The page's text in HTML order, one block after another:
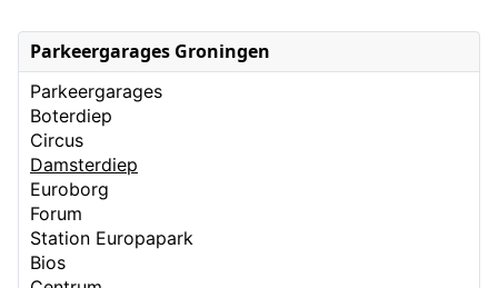
Parkeergarages Groningen
Parkeergarages
Boterdiep
Circus
Damsterdiep
Euroborg
Forum
Station Europapark
Bios